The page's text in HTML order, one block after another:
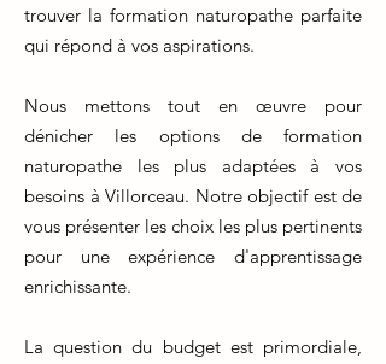
trouver la formation naturopathe parfaite
qui répond à vos aspirations.
Nous mettons tout en œuvre pour
dénicher les options de formation
naturopathe les plus adaptées à vos
besoins à Villorceau. Notre objectif est de
vous présenter les choix les plus pertinents
pour une expérience d'apprentissage
enrichissante.
La question du budget est primordiale,